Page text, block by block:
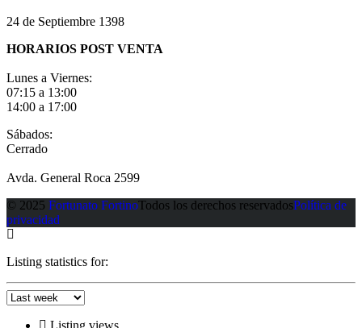
24 de Septiembre 1398
HORARIOS POST VENTA
Lunes a Viernes:
07:15 a 13:00
14:00 a 17:00
Sábados:
Cerrado
Avda. General Roca 2599
© 2025 Fortunato FortinoTodos los derechos reservadosPolítica de
privacidad
Listing statistics for:
Listing views